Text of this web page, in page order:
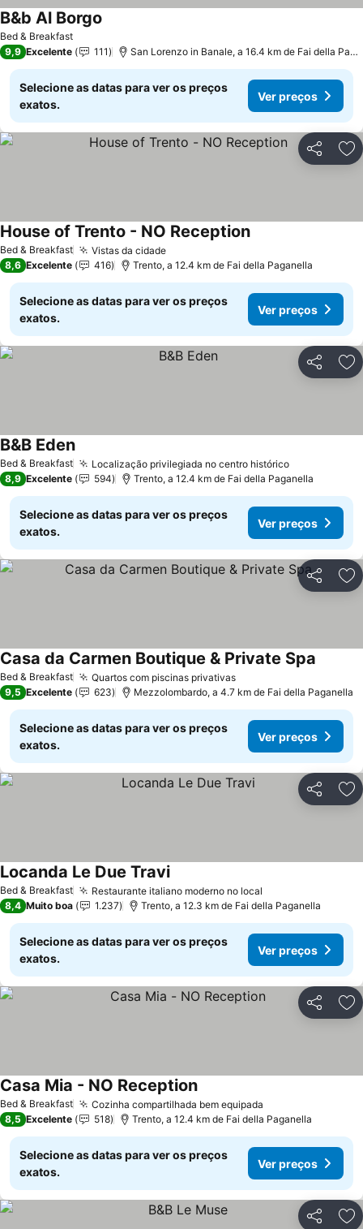
Bed & Breakfast
B&b Al Borgo
9,9 Excelente 111 San Lorenzo in Banale, a 16.4 km de Fai della Paganella
Selecione as datas para ver os preços
exatos.
Ver preços
Partilhar
Bed & Breakfast Vistas da cidade
House of Trento - NO Reception
8,6 Excelente 416 Trento, a 12.4 km de Fai della Paganella
Selecione as datas para ver os preços
exatos.
Ver preços
Partilhar
Bed & Breakfast Localização privilegiada no centro histórico
B&B Eden
8,9 Excelente 594 Trento, a 12.4 km de Fai della Paganella
Selecione as datas para ver os preços
exatos.
Ver preços
Partilhar
Bed & Breakfast Quartos com piscinas privativas
Casa da Carmen Boutique & Private Spa
9,5 Excelente 623 Mezzolombardo, a 4.7 km de Fai della Paganella
Selecione as datas para ver os preços
exatos.
Ver preços
Partilhar
Bed & Breakfast Restaurante italiano moderno no local
Locanda Le Due Travi
8,4 Muito boa 1.237 Trento, a 12.3 km de Fai della Paganella
Selecione as datas para ver os preços
exatos.
Ver preços
Partilhar
Bed & Breakfast Cozinha compartilhada bem equipada
Casa Mia - NO Reception
8,5 Excelente 518 Trento, a 12.4 km de Fai della Paganella
Selecione as datas para ver os preços
exatos.
Ver preços
Partilhar